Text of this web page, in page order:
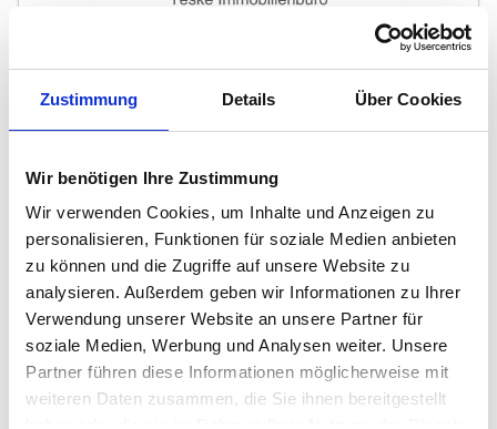
Zustimmung Details Über Cookies
Wir benötigen Ihre Zustimmung
Wir verwenden Cookies, um Inhalte und Anzeigen zu
personalisieren, Funktionen für soziale Medien anbieten
zu können und die Zugriffe auf unsere Website zu
analysieren. Außerdem geben wir Informationen zu Ihrer
Verwendung unserer Website an unsere Partner für
soziale Medien, Werbung und Analysen weiter. Unsere
Partner führen diese Informationen möglicherweise mit
weiteren Daten zusammen, die Sie ihnen bereitgestellt
Teske Immobilienbüro
Immobilienmakler
65451
Steingräber Immobilien